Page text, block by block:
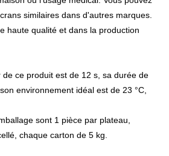
similaires dans d'autres marques.
haute qualité et dans la production
ce produit est de 12 s, sa durée de
environnement idéal est de 23 °C,
sont 1 pièce par plateau,
chaque carton de 5 kg.